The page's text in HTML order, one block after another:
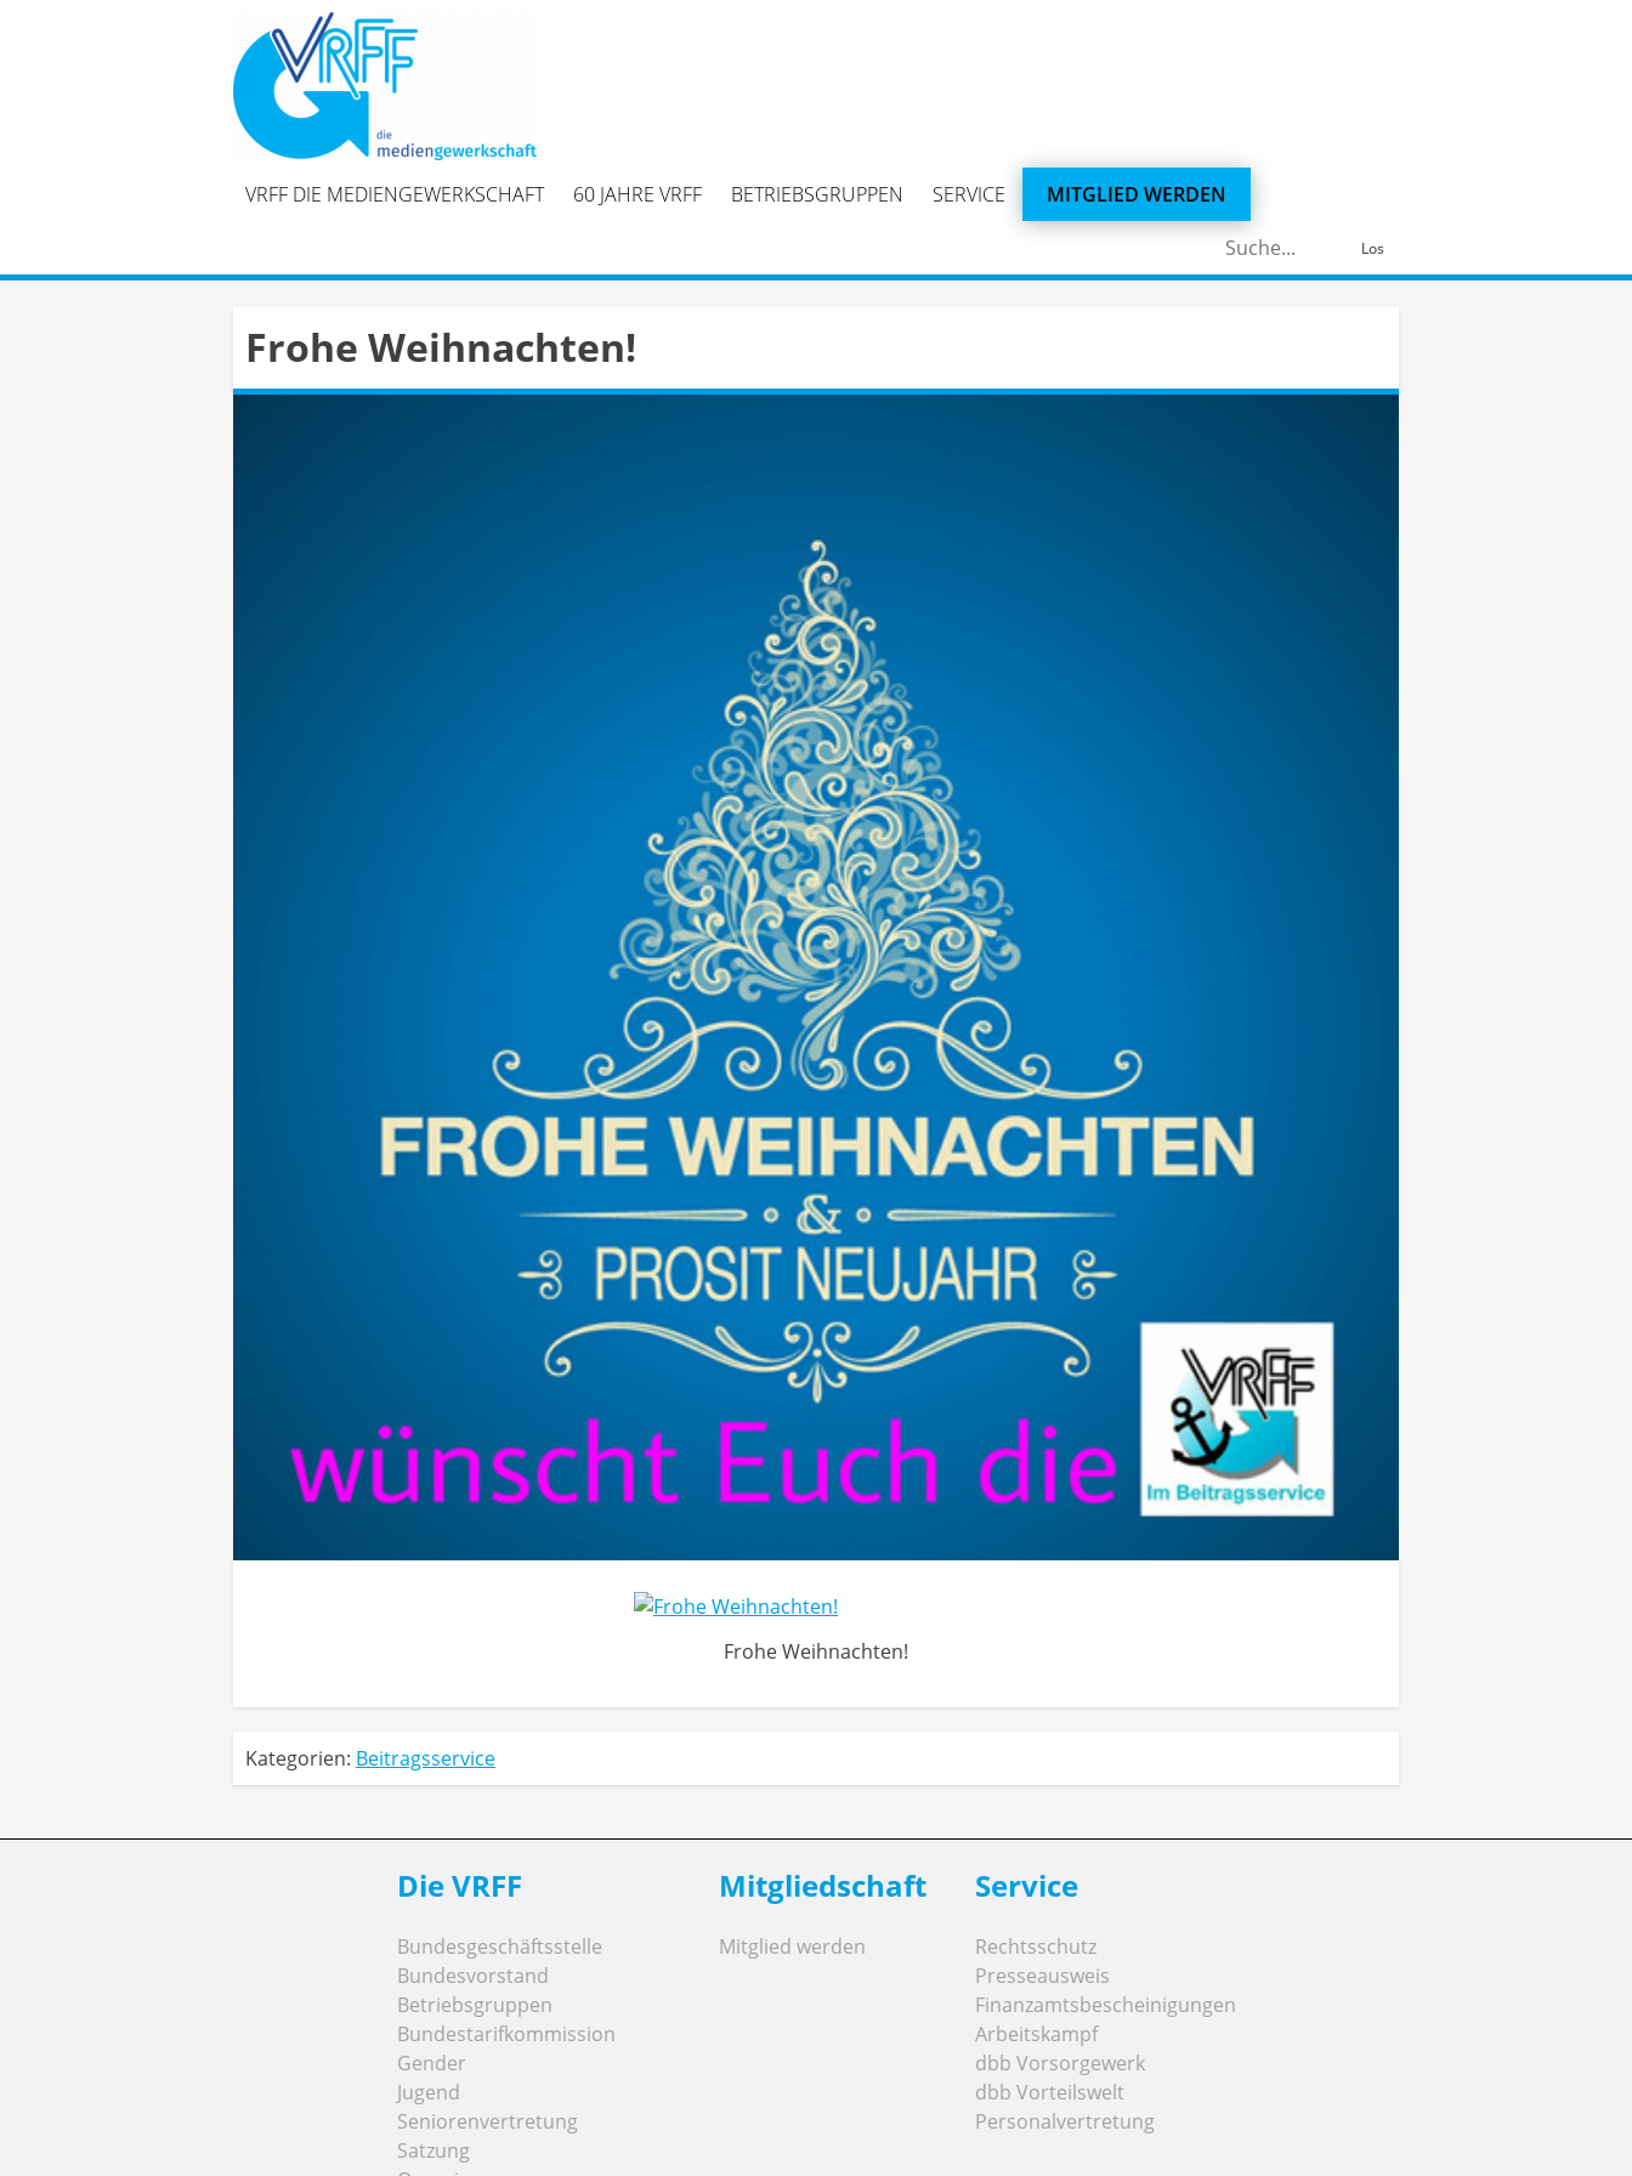
VRFF DIE MEDIENGEWERKSCHAFT 60 JAHRE VRFF BETRIEBSGRUPPEN SERVICE
MITGLIED WERDEN
Los
Frohe Weihnachten!
Frohe Weihnachten!
Kategorien: Beitragsservice
Die VRFF
Bundesgeschäftsstelle
Bundesvorstand
Betriebsgruppen
Bundestarifkommission
Gender
Jugend
Seniorenvertretung
Satzung
Mitgliedschaft
Mitglied werden
Service
Rechtsschutz
Presseausweis
Finanzamtsbescheinigungen
Arbeitskampf
dbb Vorsorgewerk
dbb Vorteilswelt
Personalvertretung